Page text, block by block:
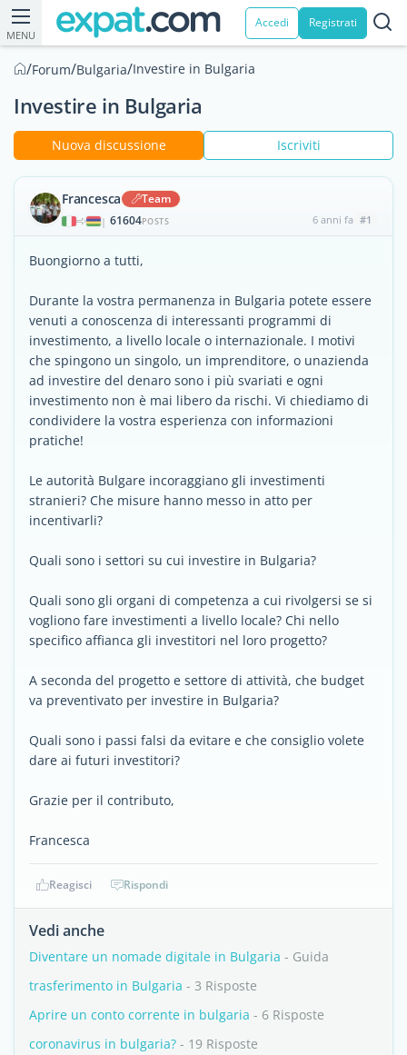
MENU
Accedi Registrati
/Forum/Bulgaria/Investire in Bulgaria
Investire in Bulgaria
Nuova discussione Iscriviti
Francesca Team
| 61604POSTS 6 anni fa #1
Buongiorno a tutti,
Durante la vostra permanenza in Bulgaria potete essere
venuti a conoscenza di interessanti programmi di
investimento, a livello locale o internazionale. I motivi
che spingono un singolo, un imprenditore, o unazienda
ad investire del denaro sono i più svariati e ogni
investimento non è mai libero da rischi. Vi chiediamo di
condividere la vostra esperienza con informazioni
pratiche!
Le autorità Bulgare incoraggiano gli investimenti
stranieri? Che misure hanno messo in atto per
incentivarli?
Quali sono i settori su cui investire in Bulgaria?
Quali sono gli organi di competenza a cui rivolgersi se si
vogliono fare investimenti a livello locale? Chi nello
specifico affianca gli investitori nel loro progetto?
A seconda del progetto e settore di attività, che budget
va preventivato per investire in Bulgaria?
Quali sono i passi falsi da evitare e che consiglio volete
dare ai futuri investitori?
Grazie per il contributo,
Francesca
Reagisci Rispondi
Vedi anche
Diventare un nomade digitale in Bulgaria - Guida
trasferimento in Bulgaria - 3 Risposte
Aprire un conto corrente in bulgaria - 6 Risposte
coronavirus in bulgaria? - 19 Risposte